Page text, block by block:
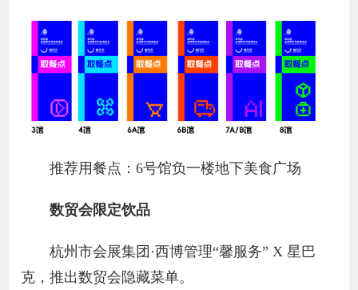
推荐用餐点：6号馆负一楼地下美食广场
数贸会限定饮品
杭州市会展集团·西博管理“馨服务” X 星巴
克，推出数贸会隐藏菜单。